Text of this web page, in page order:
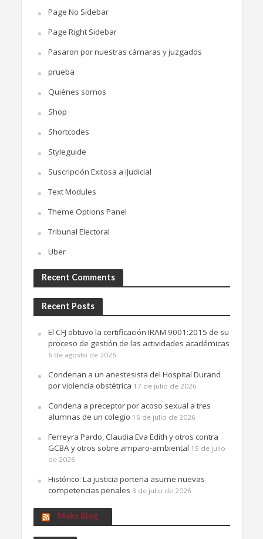
Page No Sidebar
Page Right Sidebar
Pasaron por nuestras cámaras y juzgados
prueba
Quiénes somos
Shop
Shortcodes
Styleguide
Suscripción Exitosa a iJudicial
Text Modules
Theme Options Panel
Tribunal Electoral
Uber
Recent Comments
Recent Posts
El CFJ obtuvo la certificación IRAM 9001:2015 de su
proceso de gestión de las actividades académicas
6 de agosto de 2026
Condenan a un anestesista del Hospital Durand
por violencia obstétrica 17 de julio de 2026
Condena a preceptor por acoso sexual a tres
alumnas de un colegio 16 de julio de 2026
Ferreyra Pardo, Claudia Eva Edith y otros contra
GCBA y otros sobre amparo-ambiental 15 de julio
de 2026
Histórico: La justicia porteña asume nuevas
competencias penales 3 de julio de 2026
Meks Blog